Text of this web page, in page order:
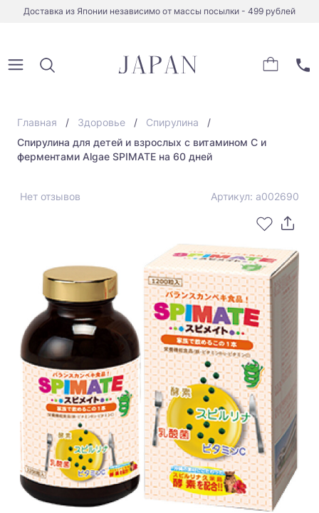
Доставка из Японии независимо от массы посылки - 499 рублей
Главная Здоровье
Спирулина
Спирулина для детей и взрослых с витамином С и
ферментами Algae SPIMATE на 60 дней
Нет отзывов Артикул: а002690